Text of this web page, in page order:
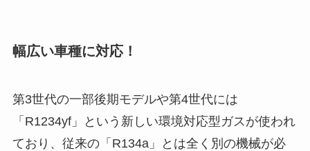
幅広い車種に対応！
第3世代の一部後期モデルや第4世代には
「R1234yf」という新しい環境対応型ガスが使われ
ており、従来の「R134a」とは全く別の機械が必